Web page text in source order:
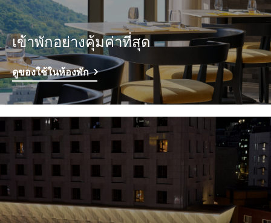
เข้าพักอย่างคุ้มค่าที่สุด
ดูของใช้ในห้องพัก